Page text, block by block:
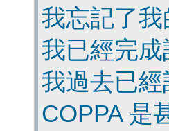
我忘記了我
我已經完
我過去已
COPPA 是